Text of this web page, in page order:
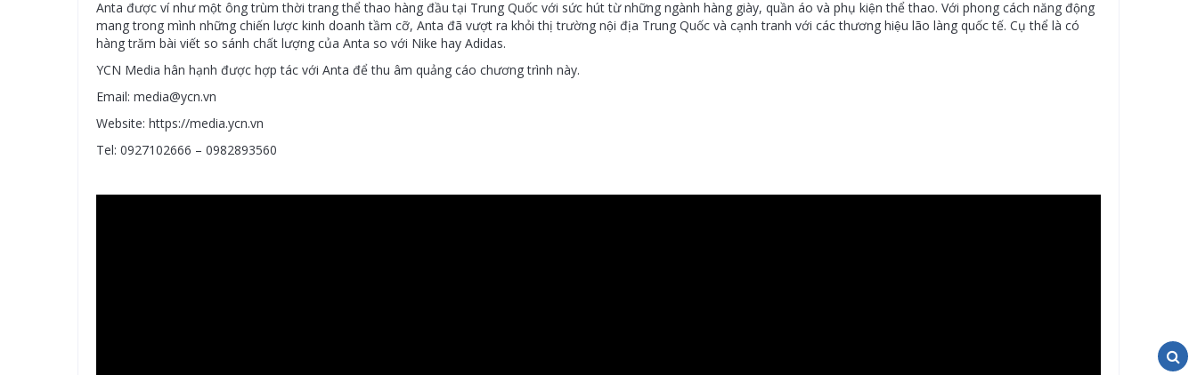
Anta được ví như một ông trùm thời trang thể thao hàng đầu tại Trung Quốc với sức hút từ những ngành hàng giày, quần áo và phụ kiện thể thao. Với phong cách năng động
mang trong mình những chiến lược kinh doanh tầm cỡ, Anta đã vượt ra khỏi thị trường nội địa Trung Quốc và cạnh tranh với các thương hiệu lão làng quốc tế. Cụ thể là có
hàng trăm bài viết so sánh chất lượng của Anta so với Nike hay Adidas.
YCN Media hân hạnh được hợp tác với Anta để thu âm quảng cáo chương trình này.
Email: media@ycn.vn
Website: https://media.ycn.vn
Tel: 0927102666 – 0982893560